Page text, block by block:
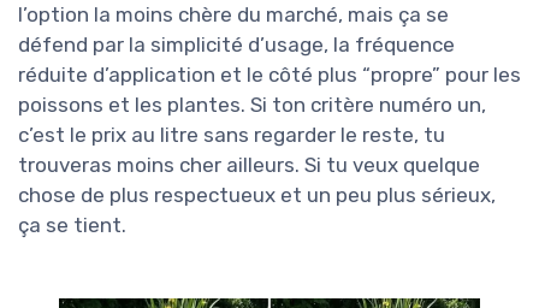
l’option la moins chère du marché, mais ça se
défend par la simplicité d’usage, la fréquence
réduite d’application et le côté plus “propre” pour les
poissons et les plantes. Si ton critère numéro un,
c’est le prix au litre sans regarder le reste, tu
trouveras moins cher ailleurs. Si tu veux quelque
chose de plus respectueux et un peu plus sérieux,
ça se tient.